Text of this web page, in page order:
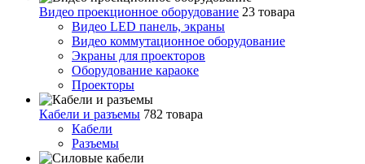
Видео проекционное оборудование 23 товара
Видео LED панель, экраны
Видео коммутационное оборудование
Экраны для проекторов
Оборудование караоке
Проекторы
Кабели и разъемы 782 товара
Кабели
Разъемы